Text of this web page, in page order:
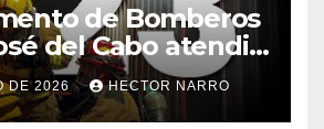
de Bomberos
del Cabo atendió
durante
DE 2026 HECTOR NARRO